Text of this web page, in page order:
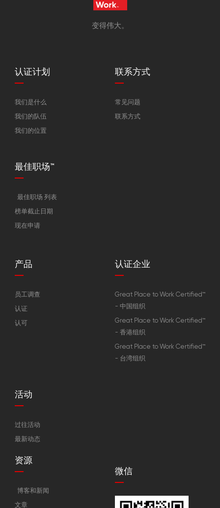
变得伟大。
认证计划
我们是什么
我们的队伍
我们的位置
联系方式
常见问题
联系方式
最佳职场™
最佳职场 列表
榜单截止日期
现在申请
产品
员工调查
认证
认可
认证企业
Great Place to Work Certified™
- 中国组织
Great Place to Work Certified™
- 香港组织
Great Place to Work Certified™
- 台湾组织
活动
过往活动
最新动态
资源
博客和新闻
文章
微信